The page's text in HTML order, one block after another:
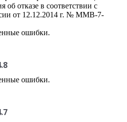
об отказе в соответствии с
от 12.12.2014 г. № ММВ-7-
ошибки.
ошибки.